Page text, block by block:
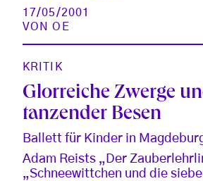
17/05/2001
VONOE
KRITIK
Glorreiche Zwerge
tanzender Besen
Ballett für Kinder in
Adam Reists „Der
„Schneewittchen und die